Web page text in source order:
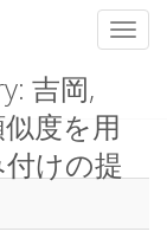
吉岡,
度を用
けの提